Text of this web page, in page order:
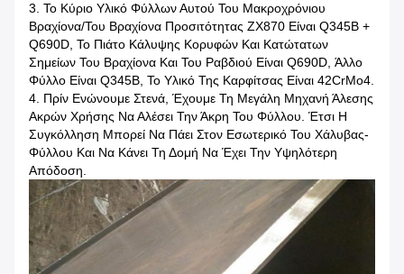
3. Το Κύριο Υλικό Φύλλων Αυτού Του Μακροχρόνιου
Βραχίονα/του Βραχίονα Προσιτότητας ZX870 Είναι Q345B +
Q690D, Το Πιάτο Κάλυψης Κορυφών Και Κατώτατων
Σημείων Του Βραχίονα Και Του Ραβδιού Είναι Q690D, Άλλο
Φύλλο Είναι Q345B, Το Υλικό Της Καρφίτσας Είναι 42CrMo4.
4. Πρίν Ενώνουμε Στενά, Έχουμε Τη Μεγάλη Μηχανή Άλεσης
Ακρών Χρήσης Να Αλέσει Την Άκρη Του Φύλλου. Έτσι Η
Συγκόλληση Μπορεί Να Πάει Στον Εσωτερικό Του Χάλυβας-
Φύλλου Και Να Κάνει Τη Δομή Να Έχει Την Υψηλότερη
Απόδοση.